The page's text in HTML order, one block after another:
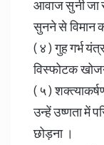
आवाज सुनी जा
सुनने से विमान
( ४ ) गुह गर्भ
विस्फोटक
( ५ )
उन्हें उष्णता में
छोड़ना ।